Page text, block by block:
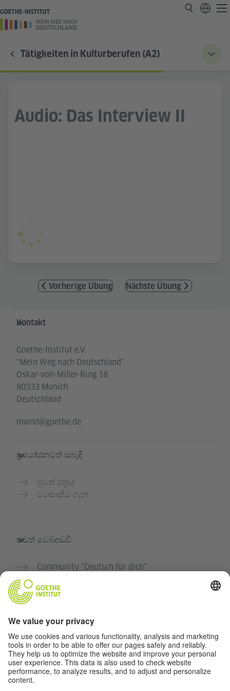
Tätigkeiten in Kulturberufen (A2)
Audio: Das Interview II
Vorherige Übung Nächste Übung
Service- und Informationsbereich
Kontakt
Goethe-Institut e.V.
"Mein Weg nach Deutschland"
Oskar-von-Miller-Ring 18
80333 Munich
Deutschland
mwnd@goethe.de
ප්‍රයෝජනවත් සබැඳි
පුවත් පත්‍රය
ව්‍යාපෘතිය ගැන
තවත් වෙබ්අඩවි
Community “Deutsch für dich”
ගෝතේ ආයතනයේ ජර්මන් භාෂා පාඨමාලා
රහස්‍යතා සහ ප්‍රවේශය
රහස්‍යතා සැකසුම්